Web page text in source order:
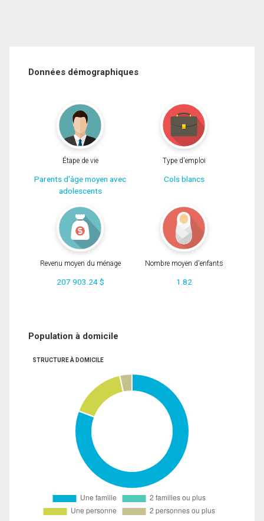
Données démographiques
Étape de vie
Parents d'âge moyen avec
adolescents
Type d'emploi
Cols blancs
Revenu moyen du ménage
207 903.24 $
Nombre moyen d'enfants
1.82
Population à domicile
STRUCTURE À DOMICILE